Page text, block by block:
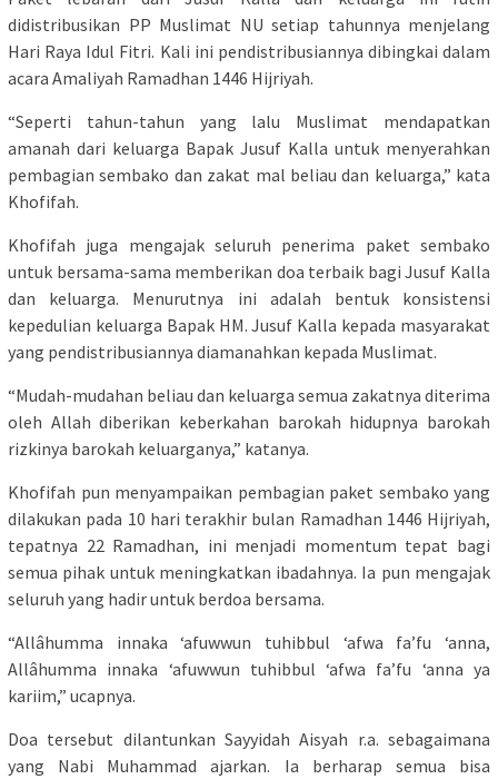
didistribusikan PP Muslimat NU setiap tahunnya menjelang
Hari Raya Idul Fitri. Kali ini pendistribusiannya dibingkai dalam
acara Amaliyah Ramadhan 1446 Hijriyah.
“Seperti tahun-tahun yang lalu Muslimat mendapatkan
amanah dari keluarga Bapak Jusuf Kalla untuk menyerahkan
pembagian sembako dan zakat mal beliau dan keluarga,” kata
Khofifah.
Khofifah juga mengajak seluruh penerima paket sembako
untuk bersama-sama memberikan doa terbaik bagi Jusuf Kalla
dan keluarga. Menurutnya ini adalah bentuk konsistensi
kepedulian keluarga Bapak HM. Jusuf Kalla kepada masyarakat
yang pendistribusiannya diamanahkan kepada Muslimat.
“Mudah-mudahan beliau dan keluarga semua zakatnya diterima
oleh Allah diberikan keberkahan barokah hidupnya barokah
rizkinya barokah keluarganya,” katanya.
Khofifah pun menyampaikan pembagian paket sembako yang
dilakukan pada 10 hari terakhir bulan Ramadhan 1446 Hijriyah,
tepatnya 22 Ramadhan, ini menjadi momentum tepat bagi
semua pihak untuk meningkatkan ibadahnya. Ia pun mengajak
seluruh yang hadir untuk berdoa bersama.
“Allâhumma innaka ‘afuwwun tuhibbul ‘afwa fa’fu ‘anna,
Allâhumma innaka ‘afuwwun tuhibbul ‘afwa fa’fu ‘anna ya
kariim,” ucapnya.
Doa tersebut dilantunkan Sayyidah Aisyah r.a. sebagaimana
yang Nabi Muhammad ajarkan. Ia berharap semua bisa